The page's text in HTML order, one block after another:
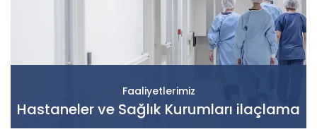
Faaliyetlerimiz
Hastaneler ve Sağlık Kurumları ilaçlama